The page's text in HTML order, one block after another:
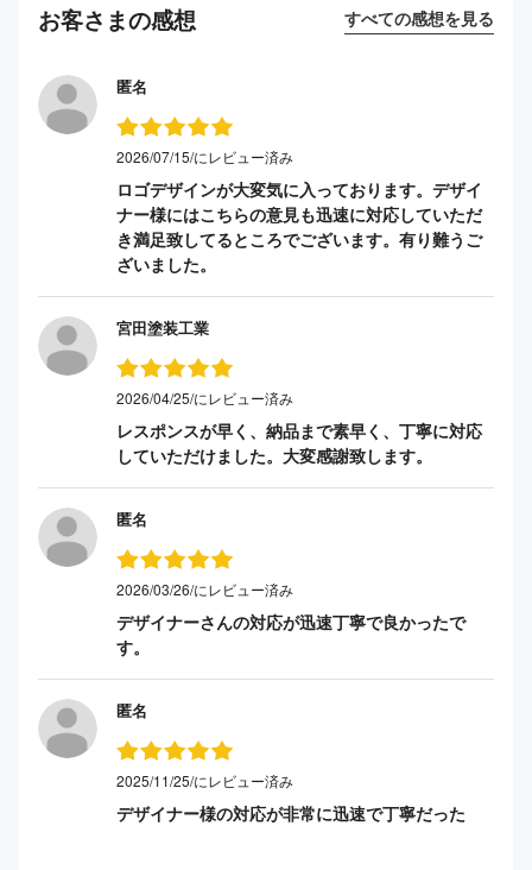
お客さまの感想 すべての感想を見る
匿名
2026/07/15/にレビュー済み
ロゴデザインが大変気に入っております。デザイ
ナー様にはこちらの意見も迅速に対応していただ
き満足致してるところでございます。有り難うご
ざいました。
宮田塗装工業
2026/04/25/にレビュー済み
レスポンスが早く、納品まで素早く、丁寧に対応
していただけました。大変感謝致します。
匿名
2026/03/26/にレビュー済み
デザイナーさんの対応が迅速丁寧で良かったで
す。
匿名
2025/11/25/にレビュー済み
デザイナー様の対応が非常に迅速で丁寧だった